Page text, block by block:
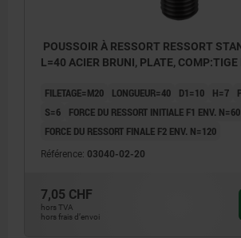
POUSSOIR À RESSORT RESSORT
L=40 ACIER BRUNI, PLATE, COMP:TIGE
FILETAGE=M20 LONGUEUR=40 D1=10 H=7
S=6
FORCE DU RESSORT INITIALE F1 ENV. N=60
FORCE DU RESSORT FINALE F2 ENV. N=120
Référence: 03040-02-20
7,05 CHF
hors TVA
hors frais d’envoi